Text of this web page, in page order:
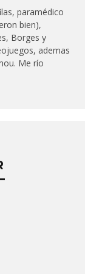
paramédico
bien),
Borges y
ademas
Me río